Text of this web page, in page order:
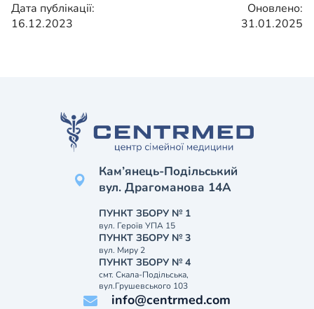
Дата публікації:
16.12.2023
Оновлено:
31.01.2025
Кам’янець-Подільський
вул. Драгоманова 14А
ПУНКТ ЗБОРУ № 1
вул. Героїв УПА 15
ПУНКТ ЗБОРУ № 3
вул. Миру 2
ПУНКТ ЗБОРУ № 4
смт. Скала-Подільська,
вул.Грушевського 103
info@centrmed.com